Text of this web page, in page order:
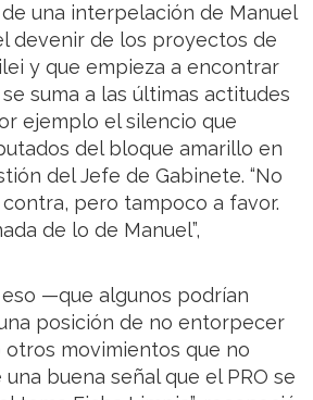
una interpelación de Manuel
devenir de los proyectos de
y que empieza a encontrar
suma a las últimas actitudes
ejemplo el silencio que
del bloque amarillo en
del Jefe de Gabinete. “No
pero tampoco a favor.
de lo de Manuel”,
—que algunos podrían
posición de no entorpecer
movimientos que no
una buena señal que el PRO se